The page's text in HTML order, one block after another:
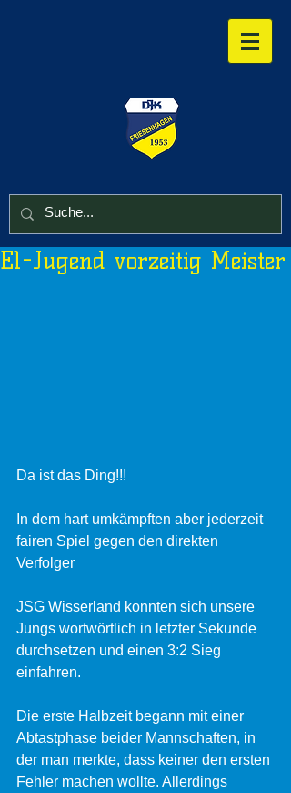
E1-Jugend vorzeitig Meister
Da ist das Ding!!!
In dem hart umkämpften aber jederzeit
fairen Spiel gegen den direkten
Verfolger
JSG Wisserland konnten sich unsere
Jungs wortwörtlich in letzter Sekunde
durchsetzen und einen 3:2 Sieg
einfahren.
Die erste Halbzeit begann mit einer
Abtastphase beider Mannschaften, in
der man merkte, dass keiner den ersten
Fehler machen wollte. Allerdings